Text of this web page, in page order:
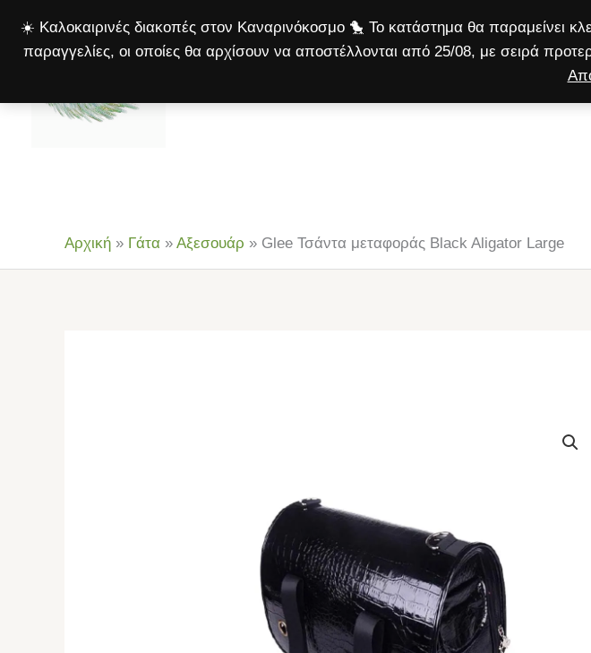
☀️ Καλοκαιρινές διακοπές στον Καναρινόκοσμο 🐤 Το κατάστημα θα παραμείνει
παραγγελίες, οι οποίες θα αρχίσουν να αποστέλλονται από 25/08, με σειρά
περιεχόμενο
Αρχική » Γάτα » Αξεσουάρ » Glee Τσάντα μεταφοράς Black Aligator Large